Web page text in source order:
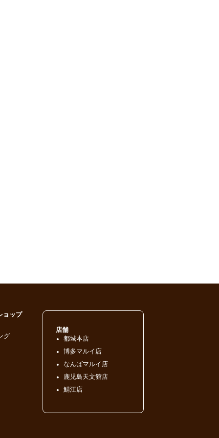
ョップ
グ
店舗
都城本店
博多マルイ店
なんばマルイ店
鹿児島天文館店
鯖江店